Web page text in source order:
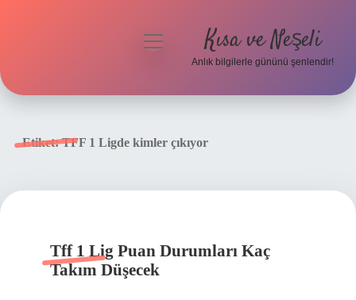
menüyü
Kısa ve Neşeli
Anlık bilgilerle gününü şenlendir!
Etiket:TFF 1 Ligde kimler çıkıyor
Tff 1 Lig Puan Durumları Kaç
Takım Düşecek